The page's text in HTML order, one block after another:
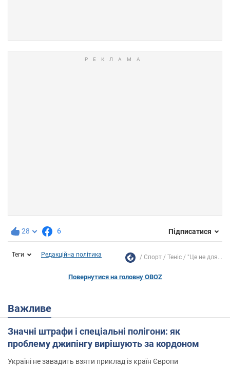
28 6 Підписатися
Теги Редакційна політика Спорт Теніс "Це не для...
Повернутися на головну OBOZ
Важливе
Значні штрафи і спеціальні полігони: як
проблему джипінгу вирішують за кордоном
Україні не завадить взяти приклад із країн Європи